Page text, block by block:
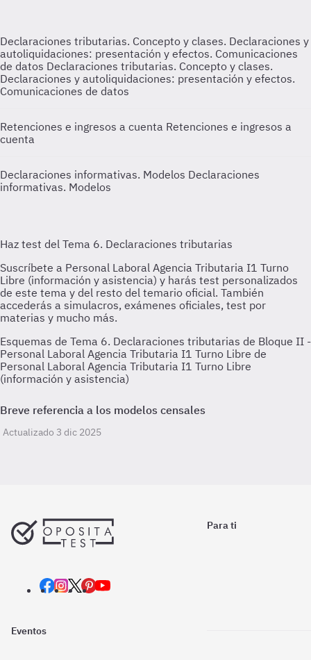
Declaraciones tributarias. Concepto y clases. Declaraciones y
autoliquidaciones: presentación y efectos. Comunicaciones
de datos Declaraciones tributarias. Concepto y clases.
Declaraciones y autoliquidaciones: presentación y efectos.
Comunicaciones de datos
Retenciones e ingresos a cuenta Retenciones e ingresos a
cuenta
Declaraciones informativas. Modelos Declaraciones
informativas. Modelos
Esquemas de Tema 6. Declaraciones tributarias de Bloque II -
Personal Laboral Agencia Tributaria I1 Turno Libre de
Personal Laboral Agencia Tributaria I1 Turno Libre
(información y asistencia)
Breve referencia a los modelos censales
Actualizado 3 dic 2025
Para ti
Eventos